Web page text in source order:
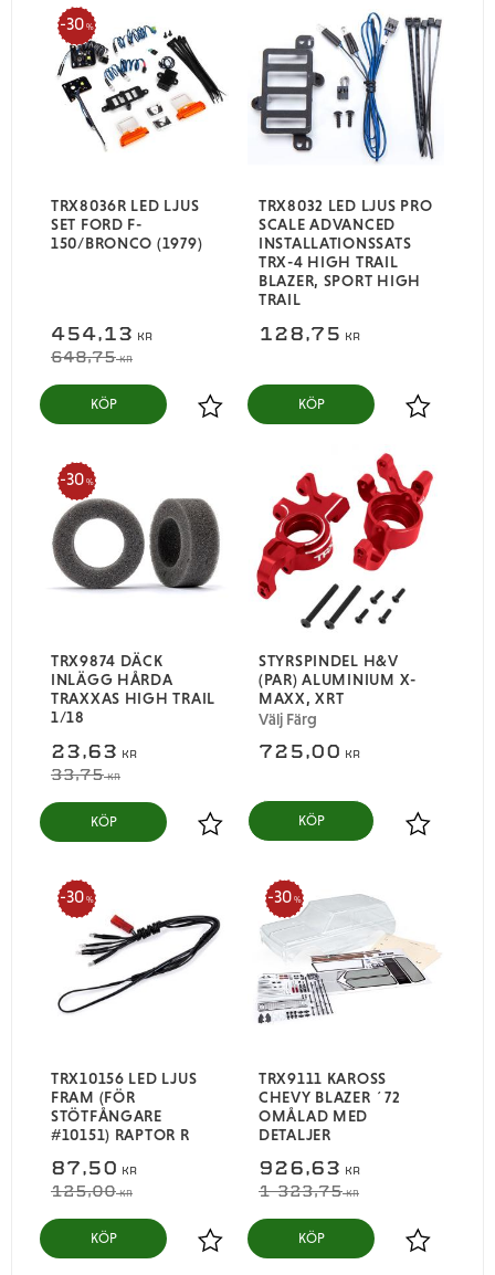
TRX8036R LED LJUS
SET FORD F-
150/BRONCO (1979)
454,13 KR
648,75KR
30 %
Lägg till i favoriter
KÖP
TRX8032 LED LJUS PRO
SCALE ADVANCED
INSTALLATIONSSATS
TRX-4 HIGH TRAIL
BLAZER, SPORT HIGH
TRAIL
128,75 KR
Lägg till i
KÖP
TRX9874 DÄCK
INLÄGG HÅRDA
TRAXXAS HIGH TRAIL
1/18
23,63 KR
33,75KR
30 %
Lägg till i favoriter
KÖP
STYRSPINDEL H&V
(PAR) ALUMINIUM X-
MAXX, XRT
Välj Färg
725,00 KR
Lägg till i
TRX10156 LED LJUS
FRAM (FÖR
STÖTFÅNGARE
#10151) RAPTOR R
87,50 KR
125,00KR
30 %
Lägg till i favoriter
KÖP
TRX9111 KAROSS
CHEVY BLAZER ´72
OMÅLAD MED
DETALJER
926,63 KR
1 323,75KR
30 %
Lägg till i
KÖP